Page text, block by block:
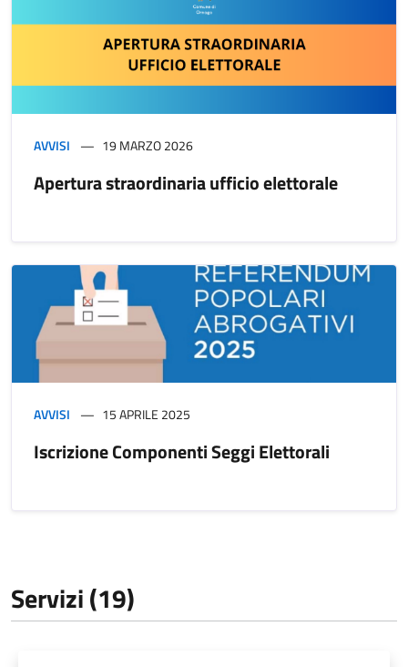
AVVISI 19 MARZO 2026
Apertura straordinaria ufficio elettorale
AVVISI 15 APRILE 2025
Iscrizione Componenti Seggi Elettorali
Servizi (19)